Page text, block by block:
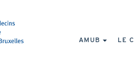
PRINCIPALE
AMUB LE